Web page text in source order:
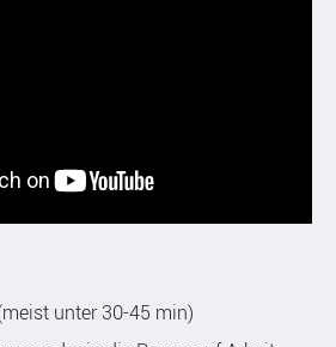
unter 30-45 min)